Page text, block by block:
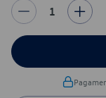
1